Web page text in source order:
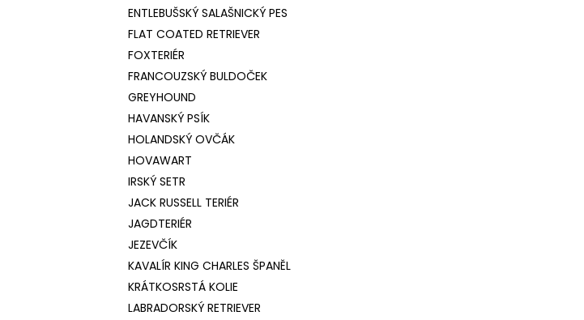
ENTLEBUŠSKÝ SALAŠNICKÝ PES
FLAT COATED RETRIEVER
FOXTERIÉR
FRANCOUZSKÝ BULDOČEK
GREYHOUND
HAVANSKÝ PSÍK
HOLANDSKÝ OVČÁK
HOVAWART
IRSKÝ SETR
JACK RUSSELL TERIÉR
JAGDTERIÉR
JEZEVČÍK
KAVALÍR KING CHARLES ŠPANĚL
KRÁTKOSRSTÁ KOLIE
LABRADORSKÝ RETRIEVER